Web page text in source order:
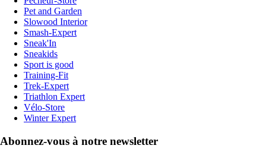
Pet and Garden
Slowood Interior
Smash-Expert
Sneak'In
Sneakids
Sport is good
Training-Fit
Trek-Expert
Triathlon Expert
Vélo-Store
Winter Expert
Abonnez-vous à notre newsletter